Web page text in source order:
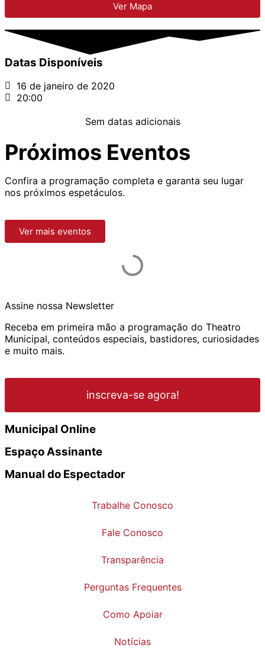
Ver Mapa
Datas Disponíveis
16 de janeiro de 2020
20:00
Sem datas adicionais
Próximos Eventos
Confira a programação completa e garanta seu lugar
nos próximos espetáculos.
Ver mais eventos
Assine nossa Newsletter
Receba em primeira mão a programação do Theatro
Municipal, conteúdos especiais, bastidores, curiosidades
e muito mais.
inscreva-se agora!
Municipal Online
Espaço Assinante
Manual do Espectador
Trabalhe Conosco
Fale Conosco
Transparência
Perguntas Frequentes
Como Apoiar
Notícias